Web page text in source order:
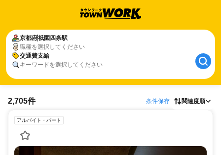
京都府祇園四条駅
職種を選択してください
交通費支給
キーワードを選択してください
2,705件 条件保存 関連度順
アルバイト・パート